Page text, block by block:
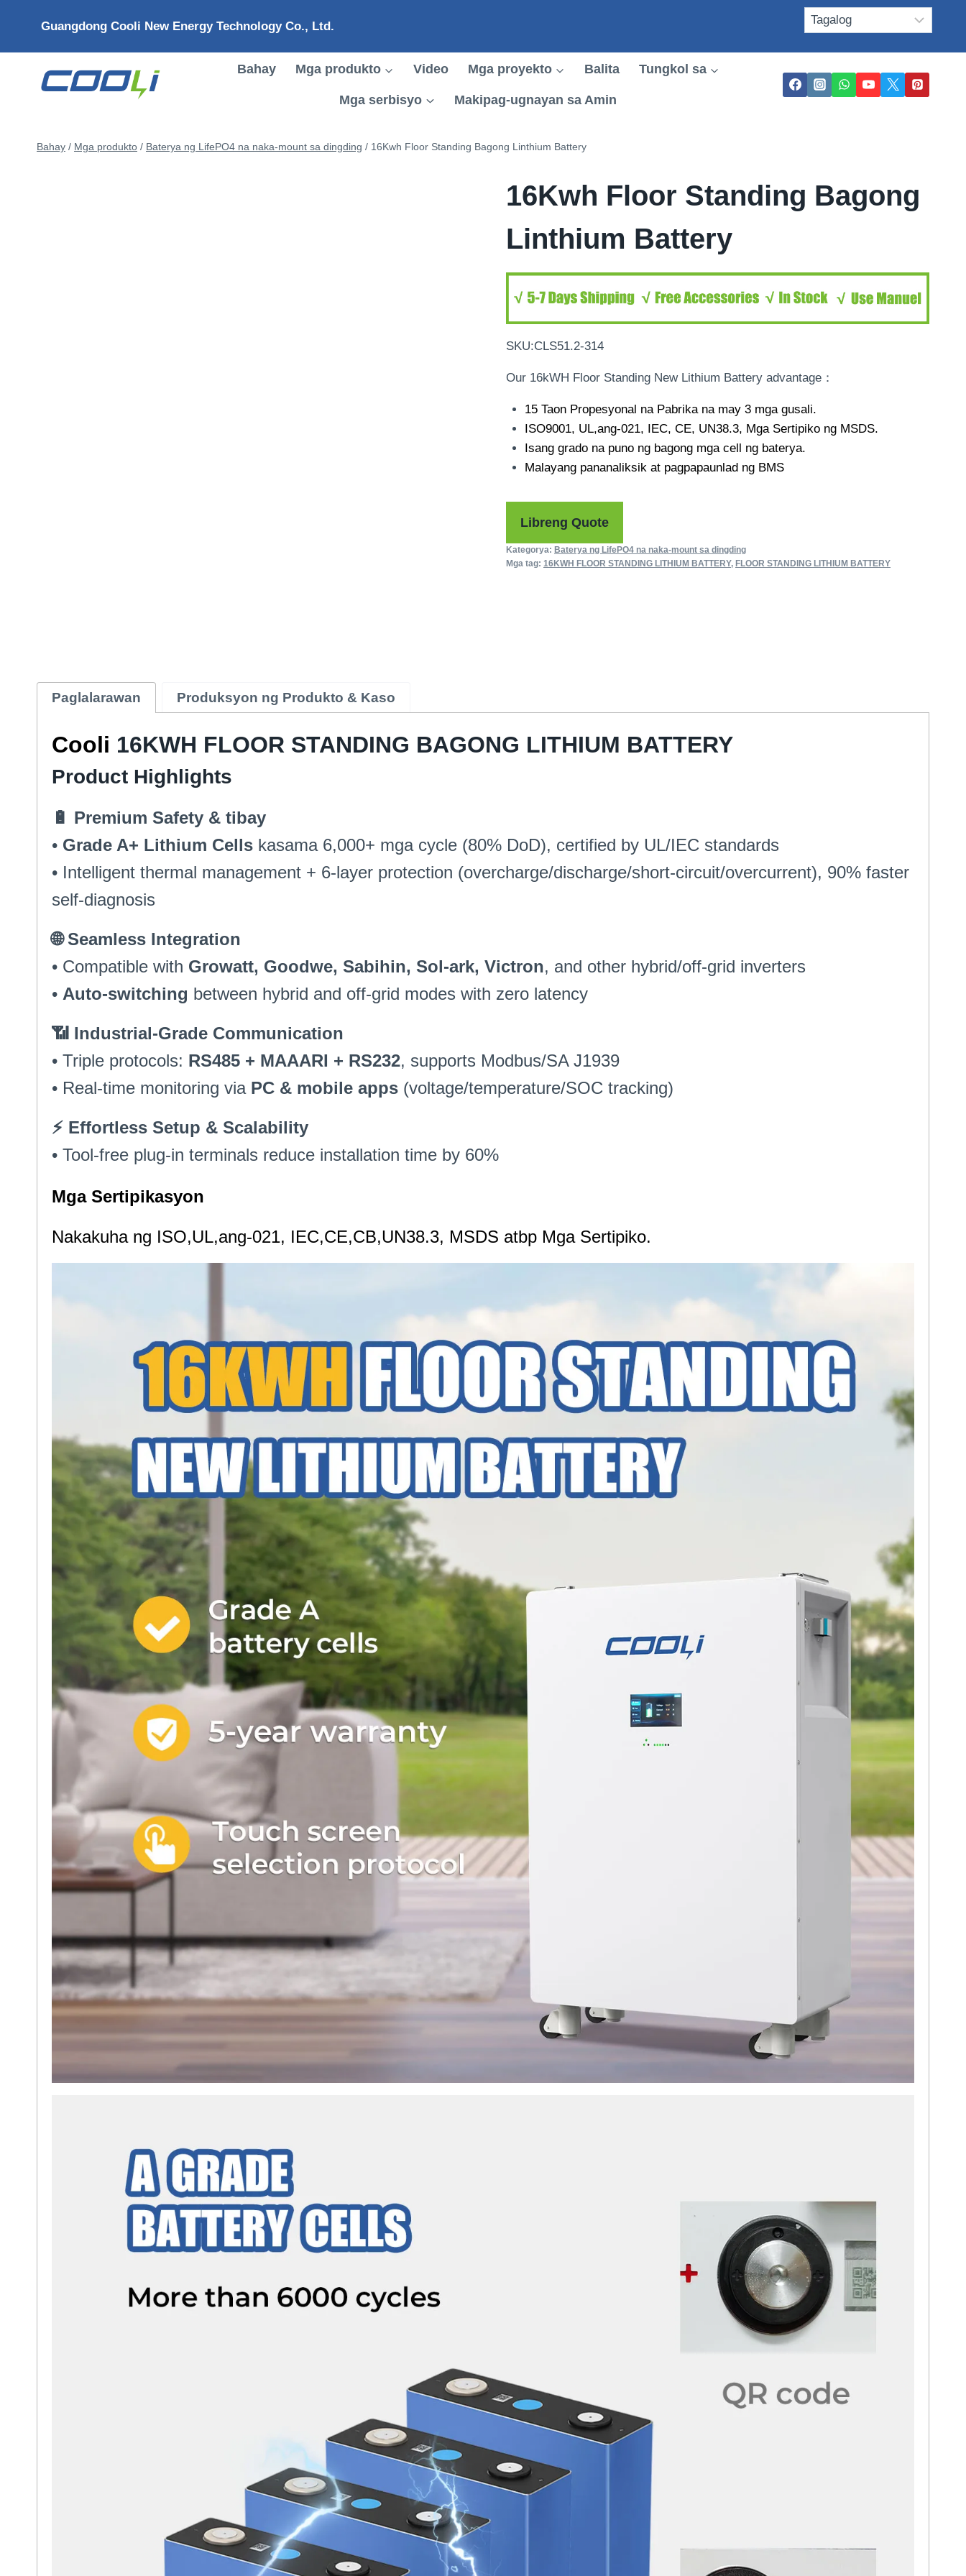
Guangdong Cooli New Energy Technology Co., Ltd.
Bahay Mga produkto Video Mga proyekto Balita Tungkol sa
Mga serbisyo Makipag-ugnayan sa Amin
Bahay / Mga produkto / Baterya ng LifePO4 na naka-mount sa dingding / 16Kwh Floor Standing Bagong Linthium Battery
16Kwh Floor Standing Bagong
Linthium Battery
SKU:CLS51.2-314
Our 16kWH Floor Standing New Lithium Battery advantage ：
15 Taon Propesyonal na Pabrika na may 3 mga gusali.
ISO9001, UL,ang-021, IEC, CE, UN38.3, Mga Sertipiko ng MSDS.
Isang grado na puno ng bagong mga cell ng baterya.
Malayang pananaliksik at pagpapaunlad ng BMS
Libreng Quote
Kategorya: Baterya ng LifePO4 na naka-mount sa dingding
Mga tag: 16 KWH FLOOR STANDING LITHIUM BATTERY, FLOOR STANDING LITHIUM BATTERY
Paglalarawan Produksyon ng Produkto & Kaso
Cooli 16KWH FLOOR STANDING BAGONG LITHIUM BATTERY
Product Highlights
🔋 Premium Safety & tibay
• Grade A+ Lithium Cells kasama 6,000+ mga cycle (80% DoD), certified by UL/IEC standards
• Intelligent thermal management + 6-layer protection (overcharge/discharge/short-circuit/overcurrent), 90% faster
self-diagnosis
🌐 Seamless Integration
• Compatible with Growatt, Goodwe, Sabihin, Sol-ark, Victron, and other hybrid/off-grid inverters
• Auto-switching between hybrid and off-grid modes with zero latency
📶 Industrial-Grade Communication
• Triple protocols: RS485 + MAAARI + RS232, supports Modbus/SA J1939
• Real-time monitoring via PC & mobile apps (voltage/temperature/SOC tracking)
⚡ Effortless Setup & Scalability
• Tool-free plug-in terminals reduce installation time by 60%
Mga Sertipikasyon
Nakakuha ng ISO,UL,ang-021, IEC,CE,CB,UN38.3, MSDS atbp Mga Sertipiko.